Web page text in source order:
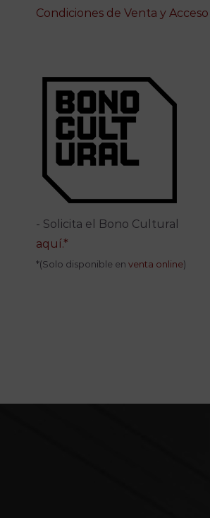
Condiciones de Venta y Acceso
- Solicita el Bono Cultural
aquí.*
*(Solo disponible enventa online)